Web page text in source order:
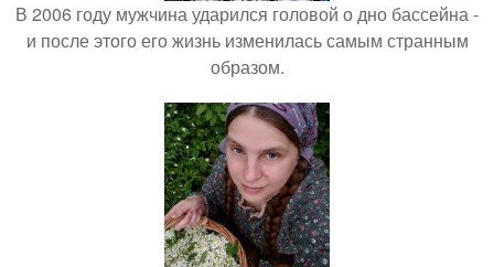
В 2006 году мужчина ударился головой о дно бассейна -
и после этого его жизнь изменилась самым странным
образом.